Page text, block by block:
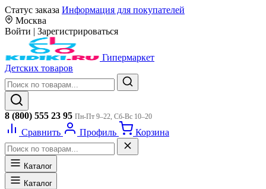
Статус заказа Информация для покупателей
Москва
Войти | Зарегистрироваться
Гипермаркет
Детских товаров
8 (800) 555 23 95 Пн-Пт 9–22, Сб-Вс 10–20
Сравнить Профиль Корзина
Каталог
Каталог